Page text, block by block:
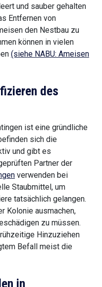
und sauber gehalten
Entfernen von
den Nestbau zu
können in vielen
(siehe NABU: Ameisen
des
ist eine gründliche
sich die
und gibt es
Partner der
verwenden bei
Staubmittel, um
tatsächlich gelangen.
Kolonie ausmachen,
zu müssen.
Hinzuziehen
Befall meist die
in